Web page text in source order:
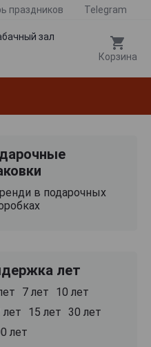
праздников Telegram
зал
Корзина
в подарочных
лет
7 лет
10 лет
лет
15 лет 30 лет
лет